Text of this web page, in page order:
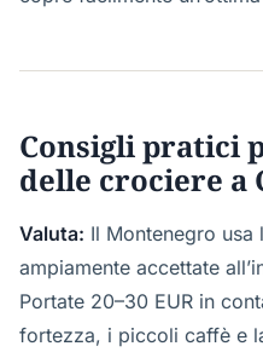
Consigli pratici
delle crociere a
Valuta: Il Montenegro usa
ampiamente accettate
Portate 20–30 EUR in
fortezza, i piccoli caffè e